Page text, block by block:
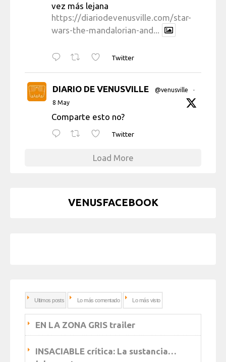
vez más lejana
https://diariodevenusville.com/star-
wars-the-mandalorian-and...
Twitter
DIARIO DE VENUSVILLE @venusville
·
8 May
Comparte esto no?
Twitter
Load More
VENUSFACEBOOK
Ultimos posts Lo más comentado Lo más visto
EN LA ZONA GRIS trailer
INSACIABLE crítica: La sustancia…